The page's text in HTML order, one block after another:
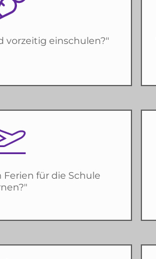
vorzeitig einschulen?"
für die Schule